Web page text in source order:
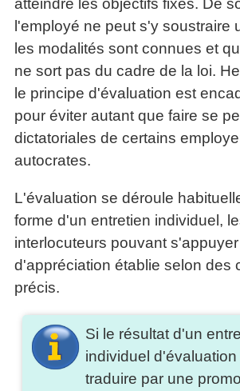
l'employé ne peut s'y soustraire
les modalités sont connues et
ne sort pas du cadre de la loi.
le principe d'évaluation est
pour éviter autant que faire se
dictatoriales de certains
autocrates.
L'évaluation se déroule
forme d'un entretien individuel,
interlocuteurs pouvant
d'appréciation établie selon des
précis.
Si le résultat d'un
individuel
traduire par une